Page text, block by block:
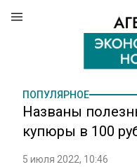
ПОПУЛЯРНОЕ
Названы
купюры в 100
5 июля 2022, 10:46